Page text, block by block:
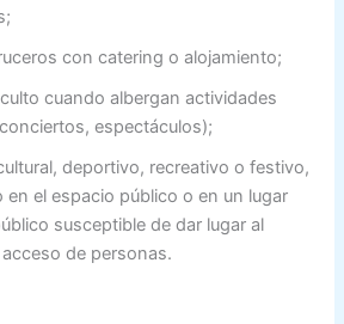
con catering o alojamiento;
cuando albergan actividades
espectáculos);
deportivo, recreativo o festivo,
en el espacio público o en un lugar
susceptible de dar lugar al
de personas.